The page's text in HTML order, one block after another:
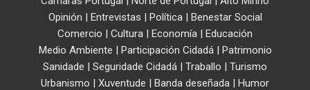
Opinión | Entrevistas | Política| Benestar Social
Comercio | Cultura | Economía | Educación
Medio Ambiente | Participación Cidadá| Patrimonio
Sanidade | Seguridade Cidadá | Traballo | Turismo
Urbanismo | Xuventude | Banda deseñada | Humor